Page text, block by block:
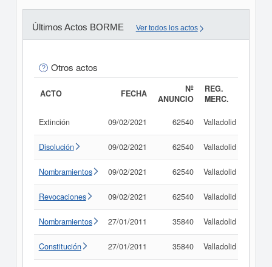
Últimos Actos BORME Ver todos los actos
Otros actos
ACTO FECHA
Nº
ANUNCIO
REG.
MERC.
Extinción 09/02/2021 62540 Valladolid
Disolución 09/02/2021 62540 Valladolid
Nombramientos 09/02/2021 62540 Valladolid
Revocaciones 09/02/2021 62540 Valladolid
Nombramientos 27/01/2011 35840 Valladolid
Constitución 27/01/2011 35840 Valladolid